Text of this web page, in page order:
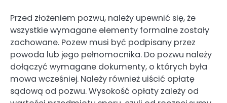
Przed złożeniem pozwu, należy upewnić się, że
wszystkie wymagane elementy formalne zostały
zachowane. Pozew musi być podpisany przez
powoda lub jego pełnomocnika. Do pozwu należy
dołączyć wymagane dokumenty, o których była
mowa wcześniej. Należy również uiścić opłatę
sądową od pozwu. Wysokość opłaty zależy od